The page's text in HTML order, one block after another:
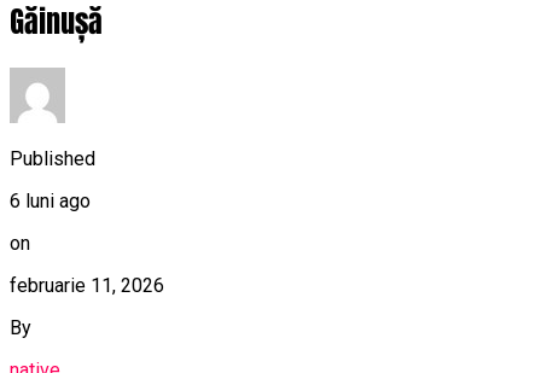
Găinușă
Published
6 luni ago
on
februarie 11, 2026
By